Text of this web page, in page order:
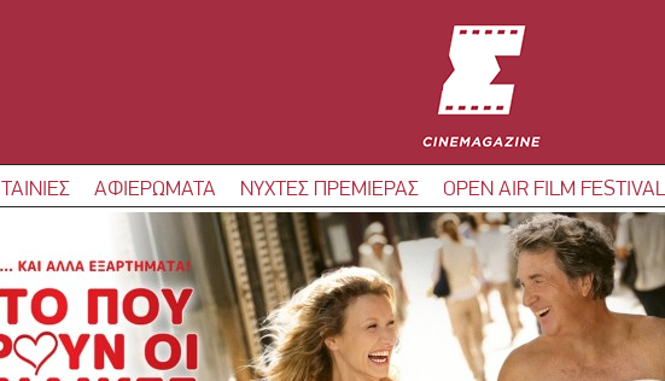
ΤΑΙΝΙΕΣ ΑΦΙΕΡΩΜΑΤΑ ΝΥΧΤΕΣ ΠΡΕΜΙΕΡΑΣ OPEN AIR FILM FESTIVAL